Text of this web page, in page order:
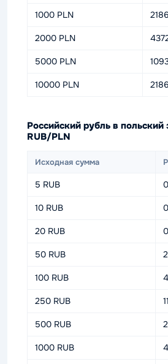
1000 PLN
2000 PLN
5000 PLN
10000 PLN
Российский рубль в
RUB/PLN
Исходная сумма
5 RUB
10 RUB
20 RUB
50 RUB
100 RUB
250 RUB
500 RUB
1000 RUB